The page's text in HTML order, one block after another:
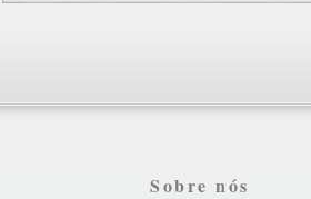
Sobre nós